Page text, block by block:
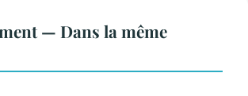
— Dans la même